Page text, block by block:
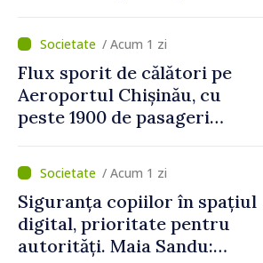
/ Acum 1 zi
Flux sporit de călători pe
Aeroportul Chișinău, cu
peste 1900 de pasageri
de vârf a concediilor
/ Acum 1 zi
Siguranța copiilor în spațiul
digital, prioritate pentru
autorități. Maia Sandu: